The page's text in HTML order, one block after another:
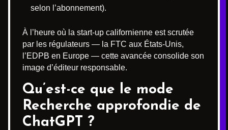
selon l’abonnement).
À l’heure où la start-up californienne est scrutée
par les régulateurs — la FTC aux États-Unis,
l’EDPB en Europe — cette avancée consolide son
image d’éditeur responsable.
Qu’est-ce que le mode
Recherche approfondie de
ChatGPT ?